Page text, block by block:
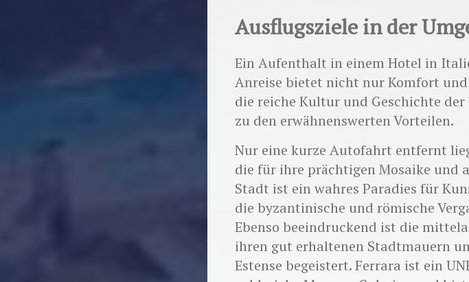
Ausflugsziele in der
Ein Aufenthalt in einem Hotel in
Anreise bietet nicht nur Komfort
die reiche Kultur und Geschichte
zu den erwähnenswerten Vorteilen.
Nur eine kurze Autofahrt entfernt
die für ihre prächtigen Mosaike und
Stadt ist ein wahres Paradies für
die byzantinische und römische
Ebenso beeindruckend ist die
ihren gut erhaltenen Stadtmauern
Estense begeistert. Ferrara ist ein